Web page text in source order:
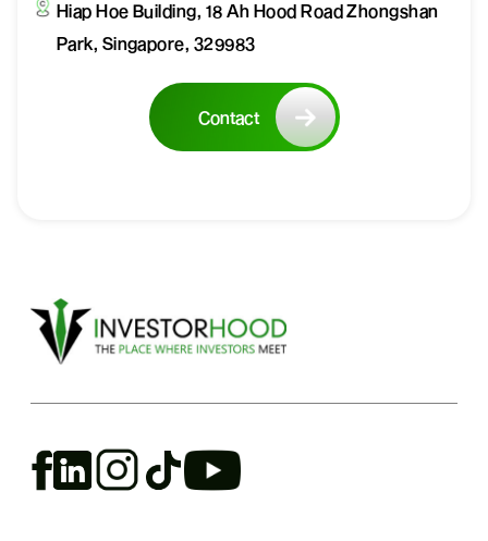
Hiap Hoe Building, 18 Ah Hood Road Zhongshan
Park, Singapore, 329983
Contact